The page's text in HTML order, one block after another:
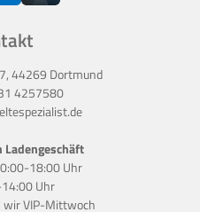
44269 Dortmund
4257580
18:00 Uhr
Uhr
wirVIP-Mittwoch